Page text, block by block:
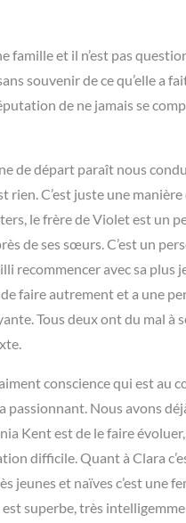
et il n’est pas
souvenir de ce qu’elle a
de ne jamais se
de départ paraît nous
C’est juste une
le frère de Violet est un
de ses sœurs. C’est un
recommencer avec sa plus
de faire autrement et a une
Tous deux ont du mal à
conscience qui est au
Nous avons
Kent est de le faire
difficile. Quant à Clara
jeunes et naïves c’est une
superbe, très